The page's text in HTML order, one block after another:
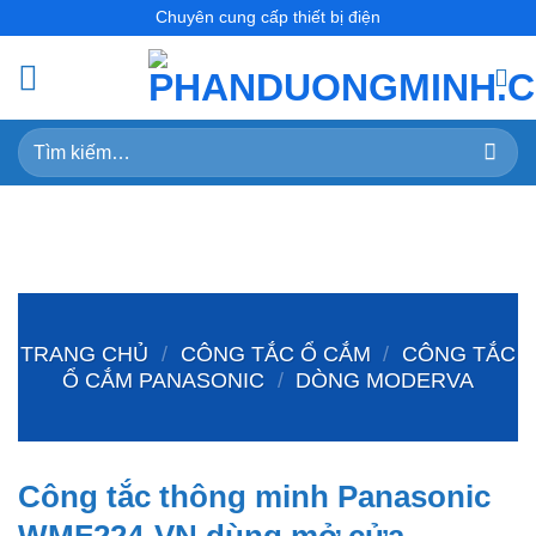
content
Chuyên cung cấp thiết bị điện
Tìm
kiếm:
TRANG CHỦ / CÔNG TẮC Ổ CẮM / CÔNG TẮC
Ổ CẮM PANASONIC / DÒNG MODERVA
Công tắc thông minh Panasonic